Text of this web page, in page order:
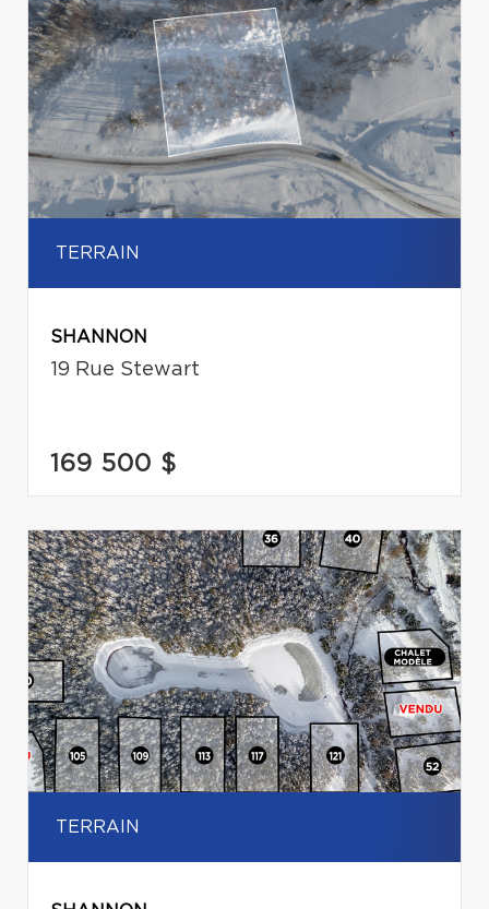
TERRAIN
SHANNON
19 Rue Stewart
169 500 $
TERRAIN